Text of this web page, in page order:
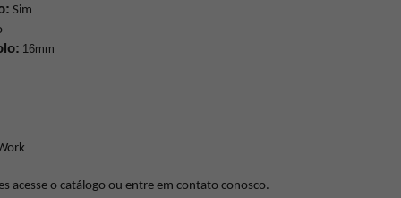
Sim
16mm
acesse o catálogo ou entre em contato conosco.